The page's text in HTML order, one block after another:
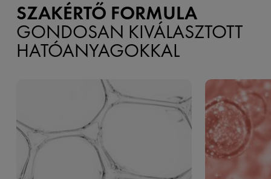
SZAKÉRTŐ FORMULA
GONDOSAN KIVÁLASZTOTT
HATÓANYAGOKKAL